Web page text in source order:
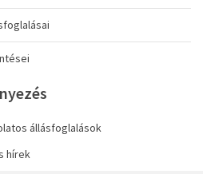
állásfoglalások
hírek